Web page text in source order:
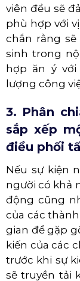
viên đều sẽ
phù hợp với
chắn rằng
sinh trong
hợp ăn ý
lượng công
3. Phân
sắp xếp
điều phối
Nếu sự kiện
người có khả
động cũng
của các
gian để gặp
kiến ​​của các
trước khi sự
sẽ truyền tải